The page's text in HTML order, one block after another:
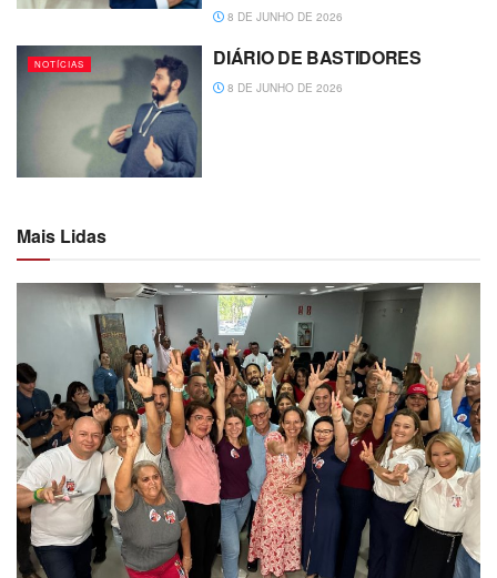
8 DE JUNHO DE 2026
NOTÍCIAS DIÁRIO DE BASTIDORES
8 DE JUNHO DE 2026
Mais Lidas